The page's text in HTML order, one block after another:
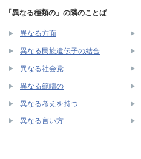
「異なる種類の」の隣のことば
異なる方面
異なる民族遺伝子の結合
異なる社会党
異なる範疇の
異なる考えを持つ
異なる言い方